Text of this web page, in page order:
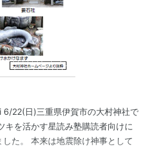
22(日)三重県伊賀市の大村神社で
キを活かす星読み塾購読者向けに
た。 本来は地震除け神事として